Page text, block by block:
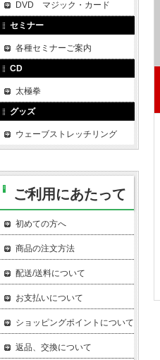
DVD マジック・カード
セミナー
各種セミナーご案内
CD
太極拳
グッズ
ウェーブストレッチリング
ご利用にあたって
初めての方へ
商品の注文方法
配送/送料について
お支払いについて
ショッピングポイントについて
返品、交換について